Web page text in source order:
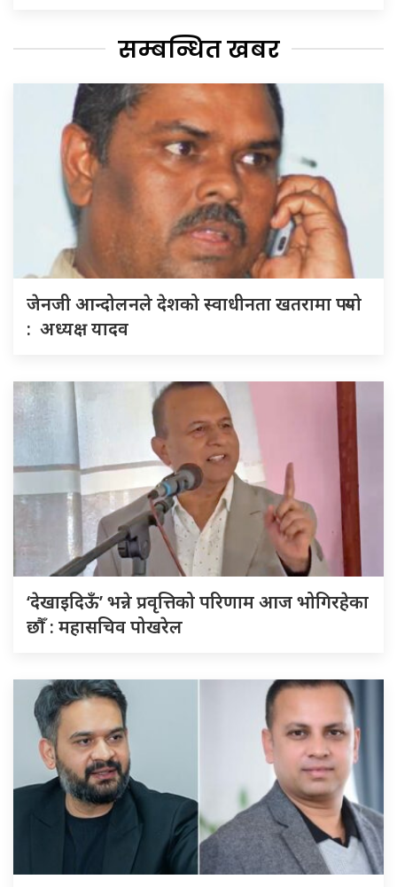
सम्बन्धित खबर
जेनजी आन्दोलनले देशको स्वाधीनता खतरामा पर्‍यो
: अध्यक्ष यादव
‘देखाइदिऊँ’ भन्ने प्रवृत्तिको परिणाम आज भोगिरहेका
छौँ : महासचिव पोखरेल